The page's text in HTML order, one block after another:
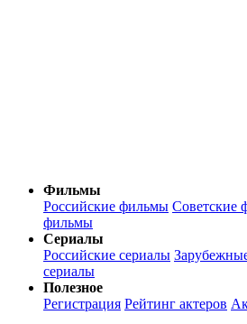
Фильмы
Российские фильмы Советские
фильмы
Сериалы
Российские сериалы
сериалы
Полезное
Регистрация Рейтинг актеров